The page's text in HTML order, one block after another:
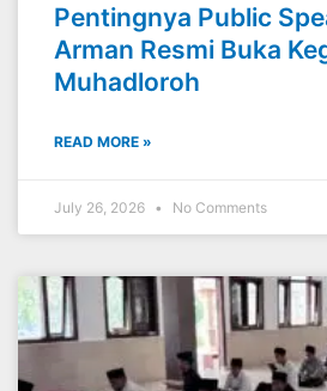
Pentingnya Public
Arman Resmi Buka
Muhadloroh
READ MORE »
July 26, 2026 No Comments